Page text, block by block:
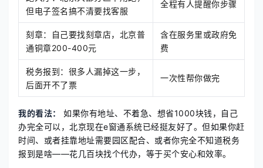
但电子签名搞不清要找客服
全程有人提醒你步骤
刻章：自己要找刻章店，北京普
通铜章200-400元
含在服务里或政府免
费
税务报到：很多人漏掉这一步，
后面开不了票
一次性帮你做完
我的看法：
如果你有地址、不着急、想省1000块钱，自己
办完全可以，北京现在e窗通系统已经挺友好了。但如果你赶
时间、或者挂靠地址需要园区配合、或者你完全不知道税务
报到是啥——花几百块找个代办，等于买个安心和效率。